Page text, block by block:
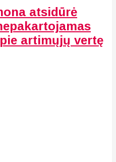
atsidūrė
artimųjų vertę